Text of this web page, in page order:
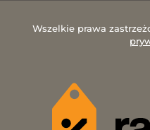
Wszelkie prawa